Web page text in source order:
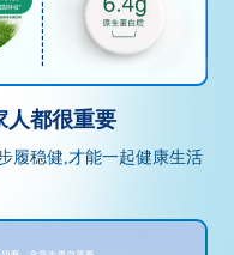
人都很重要
履稳健,才能一起健康生活